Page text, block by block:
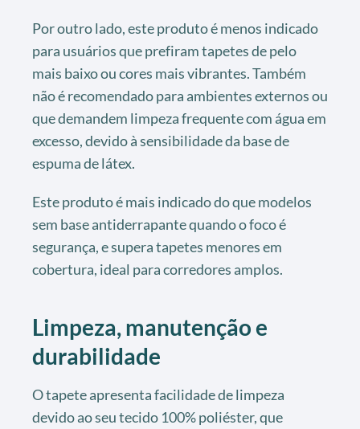
Por outro lado, este produto é menos indicado
para usuários que prefiram tapetes de pelo
mais baixo ou cores mais vibrantes. Também
não é recomendado para ambientes externos ou
que demandem limpeza frequente com água em
excesso, devido à sensibilidade da base de
espuma de látex.
Este produto é mais indicado do que modelos
sem base antiderrapante quando o foco é
segurança, e supera tapetes menores em
cobertura, ideal para corredores amplos.
Limpeza, manutenção e
durabilidade
O tapete apresenta facilidade de limpeza
devido ao seu tecido 100% poliéster, que